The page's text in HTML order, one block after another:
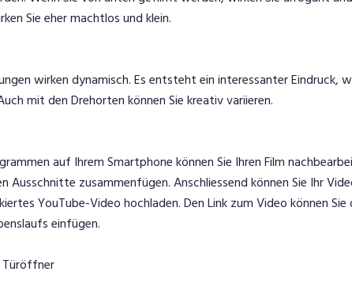
Sie eher machtlos und klein.
wirken dynamisch. Es entsteht ein interessanter Eindruck,
mit den Drehorten können Sie kreativ variieren.
auf Ihrem Smartphone können Sie Ihren Film
Ausschnitte zusammenfügen. Anschliessend können Sie Ihr
YouTube-Video hochladen. Den Link zum Video können Sie
einfügen.
Türöffner